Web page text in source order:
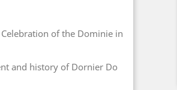
of the Dominie in
and history of Dornier Do